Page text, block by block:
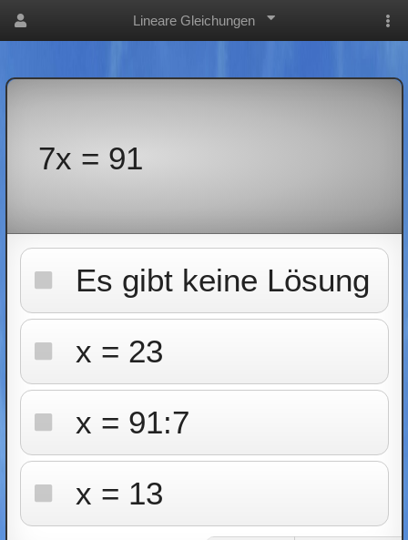
Lineare Gleichungen
7x = 91
Es gibt keine Lösung
x = 23
x = 91:7
x = 13